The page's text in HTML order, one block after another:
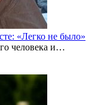
«Легко не было»
человека и…